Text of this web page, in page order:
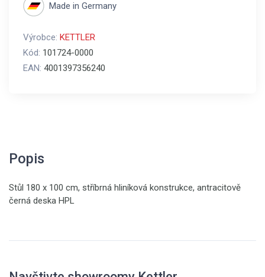
Made in Germany
Výrobce: KETTLER
Kód: 101724-0000
EAN: 4001397356240
Popis
Stůl 180 x 100 cm, stříbrná hliníková konstrukce, antracitově
černá deska HPL